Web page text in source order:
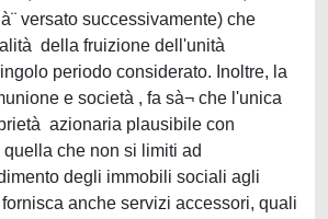
versato successivamente) che
della fruizione dell'unità
periodo considerato. Inoltre, la
e società , fa sà¬ che l'unica
azionaria plausibile con
quella che non si limiti ad
degli immobili sociali agli
anche servizi accessori, quali